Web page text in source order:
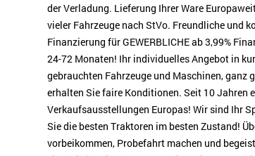
der Verladung. Lieferung Ihrer Ware
vieler Fahrzeuge nach StVo. Freundliche und
Finanzierung für GEWERBLICHE ab 3,99%
24-72 Monaten! Ihr individuelles Angebot in
gebrauchten Fahrzeuge und Maschinen, ganz
erhalten Sie faire Konditionen. Seit 10 Jahren
Verkaufsausstellungen Europas! Wir sind Ihr
Sie die besten Traktoren im besten Zustand!
vorbeikommen, Probefahrt machen und